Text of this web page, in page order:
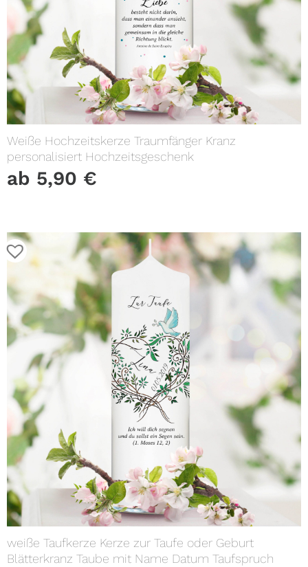
Weiße Hochzeitskerze Traumfänger Kranz
personalisiert Hochzeitsgeschenk
ab 5,90 €
weiße Taufkerze Kerze zur Taufe oder Geburt
Blätterkranz Taube mit Name Datum Taufspruch